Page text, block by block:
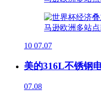
10 07.07
美的316L不锈钢
07.08